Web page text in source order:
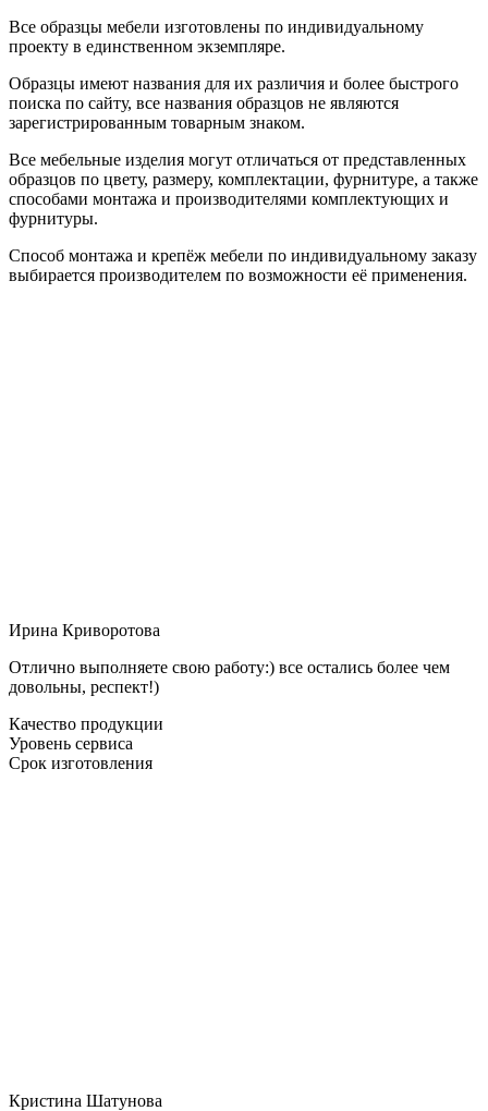
Все образцы мебели изготовлены по индивидуальному
проекту в единственном экземпляре.
Образцы имеют названия для их различия и более быстрого
поиска по сайту, все названия образцов не являются
зарегистрированным товарным знаком.
Все мебельные изделия могут отличаться от представленных
образцов по цвету, размеру, комплектации, фурнитуре, а также
способами монтажа и производителями комплектующих и
фурнитуры.
Способ монтажа и крепёж мебели по индивидуальному заказу
выбирается производителем по возможности её применения.
Ирина Криворотова
Отлично выполняете свою работу:) все остались более чем
довольны, респект!)
Качество продукции
Уровень сервиса
Срок изготовления
Кристина Шатунова